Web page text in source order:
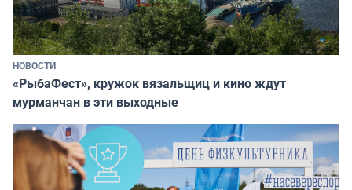
НОВОСТИ
«РыбаФест», кружок вязальщиц и кино ждут
мурманчан в эти выходные